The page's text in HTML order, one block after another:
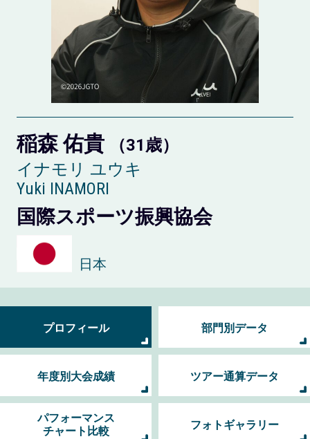
稲森 佑貴
（31歳）
イナモリ ユウキ
Yuki INAMORI
国際スポーツ振興協会
日本
プロフィール 部門別データ
年度別大会成績 ツアー通算データ
パフォーマンス
チャート比較
フォトギャラリー